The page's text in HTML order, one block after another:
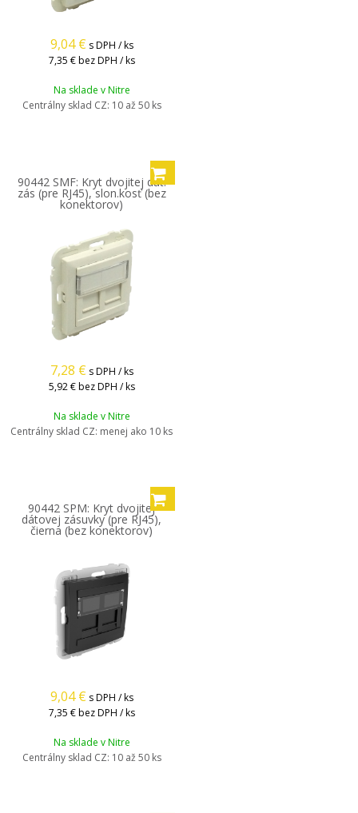
9,04 € s DPH / ks
7,35 € bez DPH / ks
Na sklade v Nitre
Centrálny sklad CZ: 10 až 50 ks
90442 SMF: Kryt dvojitej dát.
zás (pre RJ45), slon.kosť (bez
konektorov)
7,28 € s DPH / ks
5,92 € bez DPH / ks
Na sklade v Nitre
Centrálny sklad CZ: menej ako 10 ks
90442 SPM: Kryt dvojitej
dátovej zásuvky (pre RJ45),
čierna (bez konektorov)
9,04 € s DPH / ks
7,35 € bez DPH / ks
Na sklade v Nitre
Centrálny sklad CZ: 10 až 50 ks